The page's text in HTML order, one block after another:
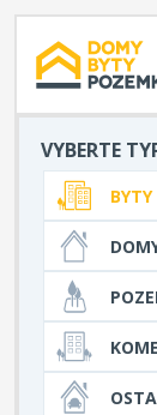
VYBERTE
BYTY